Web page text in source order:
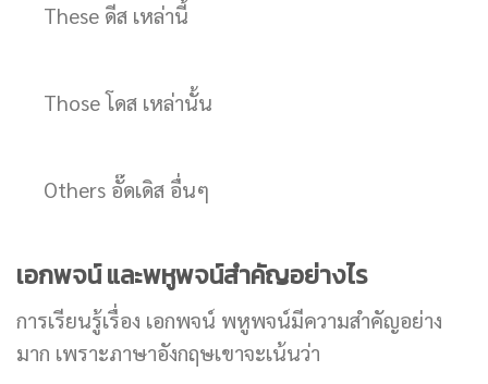
These ดีส เหล่านี้
Those โดส เหล่านั้น
Others อั๊ดเดิส อื่นๆ
เอกพจน์ และพหูพจน์สำคัญอย่างไร
การเรียนรู้เรื่อง เอกพจน์ พหูพจน์มีความสำคัญอย่าง
มาก เพราะภาษาอังกฤษเขาจะเน้นว่า